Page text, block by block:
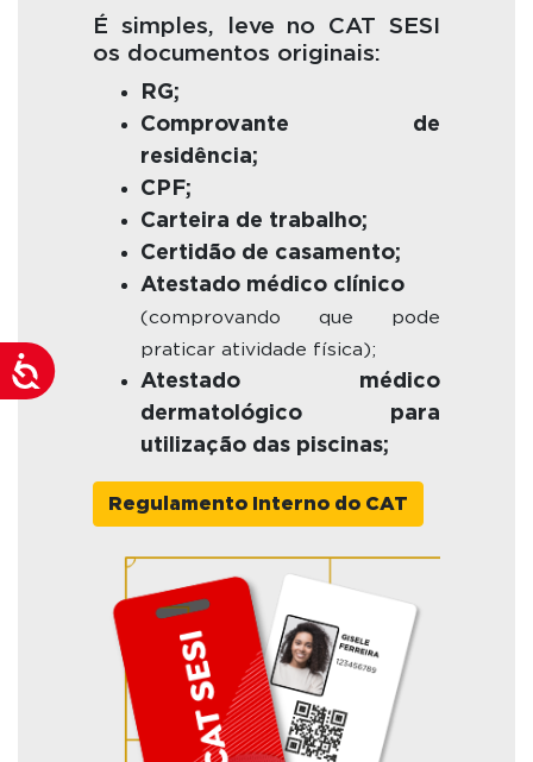
Acessibilidade
É simples, leve no CAT SESI
os documentos originais:
RG;
Comprovante de
residência;
CPF;
Carteira de trabalho;
Certidão de casamento;
Atestado médico clínico
(comprovando que pode
praticar atividade física);
Atestado médico
dermatológico para
utilização das piscinas;
Regulamento Interno do CAT